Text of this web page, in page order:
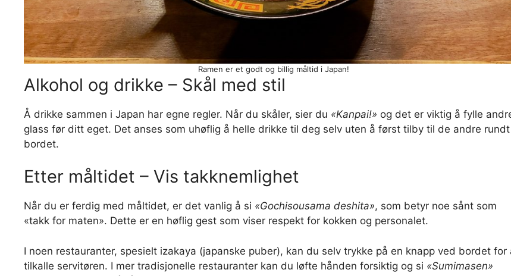
Ramen er et godt og billig måltid i Japan!
Alkohol og drikke – Skål med stil
Å drikke sammen i Japan har egne regler. Når du skåler, sier du «Kanpai!» og det er viktig å fylle
glass før ditt eget. Det anses som uhøflig å helle drikke til deg selv uten å først tilby til de andre rundt
bordet.
Etter måltidet – Vis takknemlighet
Når du er ferdig med måltidet, er det vanlig å si «Gochisousama deshita», som betyr noe sånt som
«takk for maten». Dette er en høflig gest som viser respekt for kokken og personalet.
I noen restauranter, spesielt izakaya (japanske puber), kan du selv trykke på en knapp ved bordet for
tilkalle servitøren. I mer tradisjonelle restauranter kan du løfte hånden forsiktig og si «Sumimasen»